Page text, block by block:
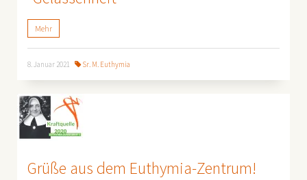
Mehr
8. Januar 2021 Sr. M. Euthymia
Grüße aus dem Euthymia-Zentrum!